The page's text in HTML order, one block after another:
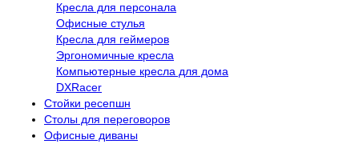
Кресла для персонала
Офисные стулья
Кресла для геймеров
Эргономичные кресла
Компьютерные кресла для дома
DXRacer
Стойки ресепшн
Столы для переговоров
Офисные диваны